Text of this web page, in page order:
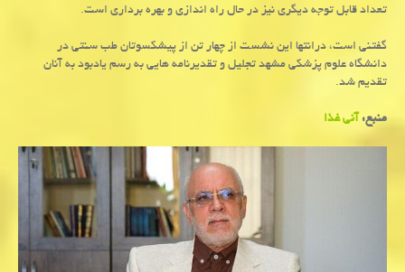
تعداد قابل توجه دیگری نیز در حال راه اندازی و بهره برداری است.
گفتنی است، درانتها این نشست از چهار تن از پیشكسوتان طب سنتی در
دانشگاه علوم پزشكی مشهد تجلیل و تقدیرنامه هایی به رسم یادبود به آنان
تقدیم شد.
منبع:آنی غذا